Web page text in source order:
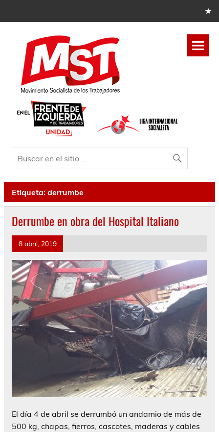
Etiqueta: derrumbe
Derrumbe en obra del Hospital Italiano
8 abril, 2019
El día 4 de abril se derrumbó un andamio de más de
500 kg, chapas, fierros, cascotes, maderas y cables